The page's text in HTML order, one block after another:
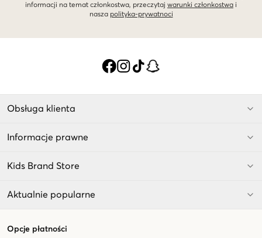
informacji na temat członkostwa, przeczytaj warunki członkostwa i
nasza polityka-prywatnoci
Obsługa klienta
Informacje prawne
Kids Brand Store
Aktualnie popularne
Opcje płatności